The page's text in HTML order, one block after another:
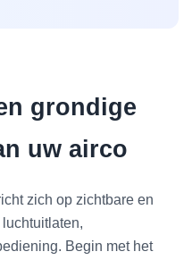
grondige
uw airco
zich op zichtbare en
Begin met het